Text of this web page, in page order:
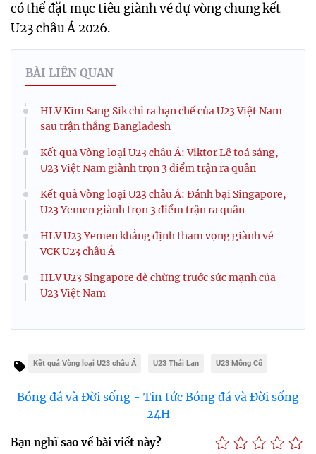
có thể đặt mục tiêu giành vé dự vòng chung kết
U23 châu Á 2026.
BÀI LIÊN QUAN
HLV Kim Sang Sik chỉ ra hạn chế của U23 Việt Nam
sau trận thắng Bangladesh
Kết quả Vòng loại U23 châu Á: Viktor Lê toả sáng,
U23 Việt Nam giành trọn 3 điểm trận ra quân
Kết quả Vòng loại U23 châu Á: Đánh bại Singapore,
U23 Yemen giành trọn 3 điểm trận ra quân
HLV U23 Yemen khẳng định tham vọng giành vé
VCK U23 châu Á
HLV U23 Singapore dè chừng trước sức mạnh của
U23 Việt Nam
Kết quả Vòng loại U23 châu Á U23 Thái Lan U23 Mông Cổ
Bóng đá và Đời sống - Tin tức Bóng đá và Đời sống
24H
Bạn nghĩ sao về bài viết này?